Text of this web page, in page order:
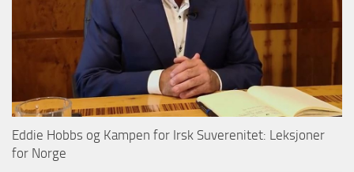
Eddie Hobbs og Kampen for Irsk Suverenitet: Leksjoner
for Norge